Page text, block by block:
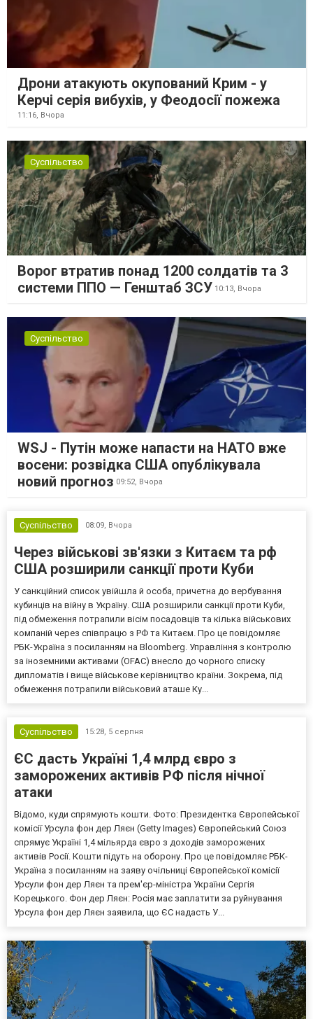
Дрони атакують окупований Крим - у
Керчі серія вибухів, у Феодосії пожежа
11:16, Вчора
Суспільство
Ворог втратив понад 1200 солдатів та 3
системи ППО — Генштаб ЗСУ 10:13, Вчора
Суспільство
WSJ - Путін може напасти на НАТО вже
восени: розвідка США опублікувала
новий прогноз 09:52, Вчора
Суспільство 08:09, Вчора
Через військові зв'язки з Китаєм та рф
США розширили санкції проти Куби
У санкційний список увійшла й особа, причетна до вербування
кубинців на війну в Україну. США розширили санкції проти Куби,
під обмеження потрапили вісім посадовців та кілька військових
компаній через співпрацю з РФ та Китаєм. Про це повідомляє
РБК-Україна з посиланням на Bloomberg. Управління з контролю
за іноземними активами (OFAC) внесло до чорного списку
дипломатів і вище військове керівництво країни. Зокрема, під
обмеження потрапили військовий аташе Ку...
Суспільство 15:28, 5 серпня
ЄС дасть Україні 1,4 млрд євро з
заморожених активів РФ після нічної
атаки
Відомо, куди спрямують кошти. Фото: Президентка Європейської
комісії Урсула фон дер Ляєн (Getty Images) Європейський Союз
спрямує Україні 1,4 мільярда євро з доходів заморожених
активів Росії. Кошти підуть на оборону. Про це повідомляє РБК-
Україна з посиланням на заяву очільниці Європейської комісії
Урсули фон дер Ляєн та прем'єр-міністра України Сергія
Корецького. Фон дер Ляєн: Росія має заплатити за руйнування
Урсула фон дер Ляєн заявила, що ЄС надасть У...